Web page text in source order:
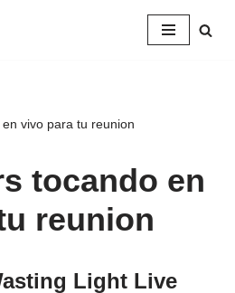
vivo para tu reunion
tocando en
reunion
Light Live